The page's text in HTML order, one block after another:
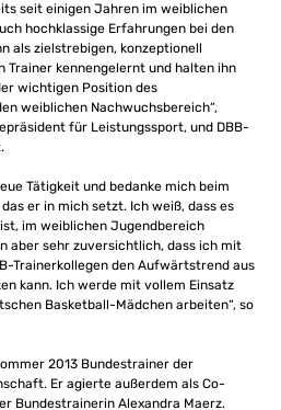
seit einigen Jahren im weiblichen
hochklassige Erfahrungen bei den
als zielstrebigen, konzeptionell
Trainer kennengelernt und halten ihn
wichtigen Position des
weiblichen Nachwuchsbereich“,
für Leistungssport, und DBB-
Tätigkeit und bedanke mich beim
er in mich setzt. Ich weiß, dass es
im weiblichen Jugendbereich
aber sehr zuversichtlich, dass ich mit
Trainerkollegen den Aufwärtstrend aus
kann. Ich werde mit vollem Einsatz
Basketball-Mädchen arbeiten“, so
2013 Bundestrainer der
Er agierte außerdem als Co-
Bundestrainerin Alexandra Maerz.